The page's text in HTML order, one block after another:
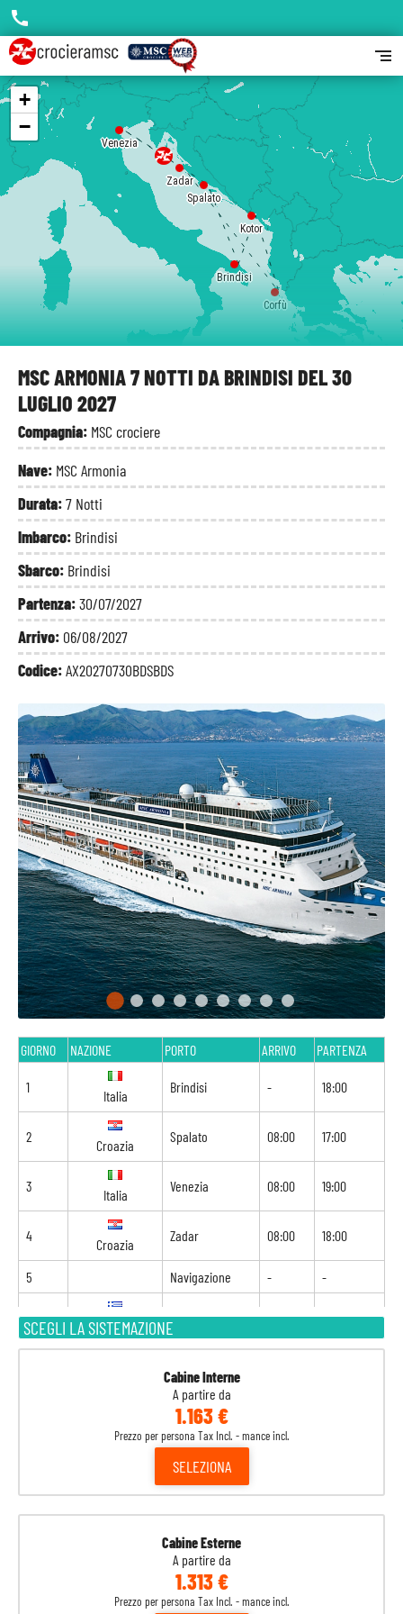
MSC ARMONIA 7 NOTTI DA BRINDISI DEL 30
LUGLIO 2027
Compagnia: MSC crociere
Nave: MSC Armonia
Durata:7 Notti
Imbarco: Brindisi
Sbarco: Brindisi
Partenza:30/07/2027
Arrivo: 06/08/2027
Codice:AX20270730BDSBDS
SCEGLI LA SISTEMAZIONE
Cabine Interne
A partire da
1.163 €
Prezzo per persona Tax Incl. - mance incl.
SELEZIONA
Cabine Esterne
A partire da
1.313 €
Prezzo per persona Tax Incl. - mance incl.
GIORNO NAZIONE PORTO ARRIVO PARTENZA
1
Italia
Brindisi - 18:00
2
Croazia
Spalato 08:00 17:00
3
Italia
Venezia 08:00 19:00
4
Croazia
Zadar 08:00 18:00
5 Navigazione - -
6
Grecia
Corfù 09:00 18:00
Kotor
Brindisi
Brindisi
Spalato
Venezia
Zadar
Corfù
Kotor
+
−
call
segment